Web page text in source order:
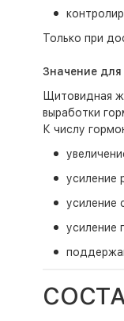
Только при
Значение
Щитовидная
выработки
К числу
усиление
усиление
усиление